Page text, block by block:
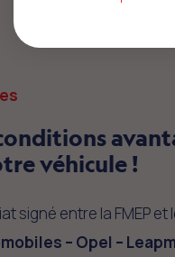
véhicule !
signé entre la FMEP
– Opel –